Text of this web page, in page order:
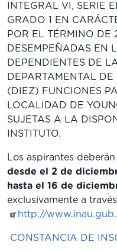
INTEGRAL VI, SERIE
GRADO 1 EN
POR EL TÉRMINO DE
DESEMPEÑADAS EN
DEPENDIENTES DE
DEPARTAMENTAL DE
(DIEZ) FUNCIONES
LOCALIDAD DE
SUJETAS A LA
INSTITUTO.
Los aspirantes
desde el 2 de
hasta el 16 de
exclusivamente a
http://
CONSTANCIA DE